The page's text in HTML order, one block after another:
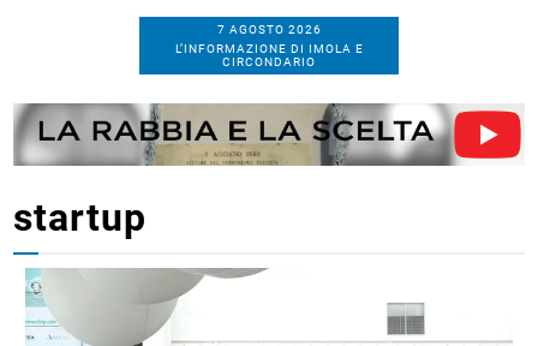
7 AGOSTO 2026
L’INFORMAZIONE DI IMOLA E
CIRCONDARIO
startup